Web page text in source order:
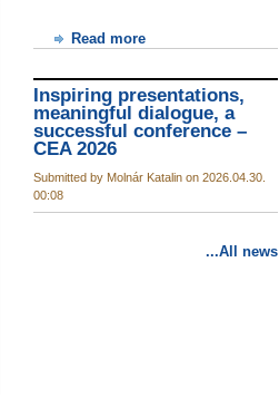
Read more
Inspiring presentations,
meaningful dialogue, a
successful conference –
CEA 2026
Submitted by Molnár Katalin on 2026.04.30.
00:08
...All news